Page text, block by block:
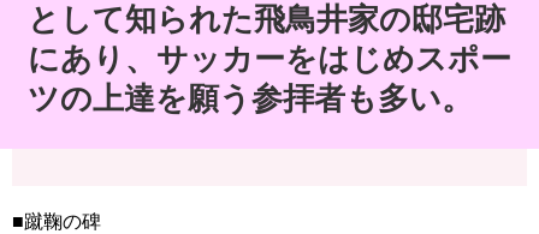
として知られた飛鳥井家の邸宅跡
にあり、サッカーをはじめスポー
ツの上達を願う参拝者も多い。
■蹴鞠の碑